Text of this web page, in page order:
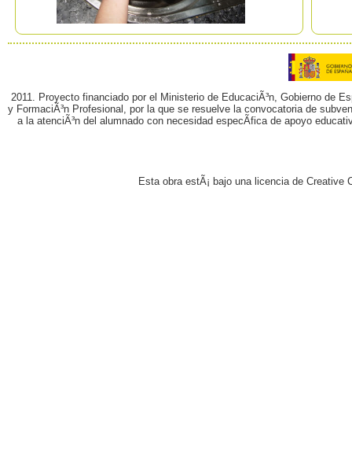
2011. Proyecto financiado por el Ministerio de EducaciÃ³n, Gobierno de
y FormaciÃ³n Profesional, por la que se resuelve la convocatoria de
a la atenciÃ³n del alumnado con necesidad especÃ­fica de apoyo
Esta obra estÃ¡ bajo una licencia de Creative